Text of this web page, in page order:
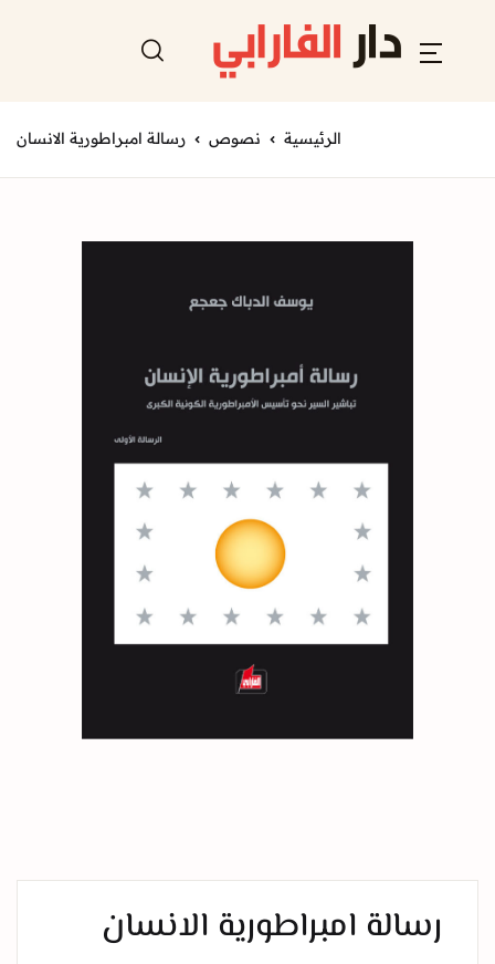
الرئيسية نصوص رسالة امبراطورية الانسان
رسالة امبراطورية الانسان